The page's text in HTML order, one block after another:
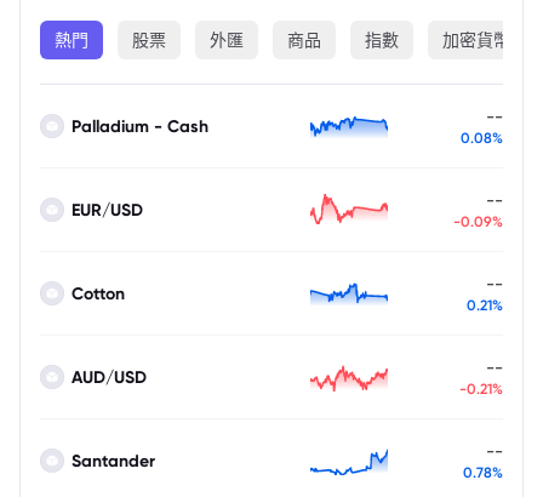
熱門 股票 外匯 商品 指數 加密貨幣
Palladium - Cash --
0.08%
EUR/USD --
-0.09%
Cotton --
0.21%
AUD/USD --
-0.21%
Santander --
0.78%